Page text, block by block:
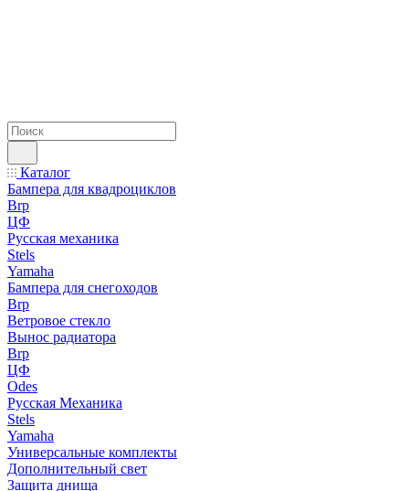
Каталог
Бампера для квадроциклов
Brp
ЦФ
Русская механика
Stels
Yamaha
Бампера для снегоходов
Brp
Ветровое стекло
Вынос радиатора
Brp
ЦФ
Odes
Русская Механика
Stels
Yamaha
Универсальные комплекты
Дополнительный свет
Защита днища